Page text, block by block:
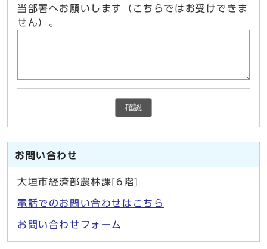
当部署へお願いします（こちらではお受けできま
せん）。
確認
お問い合わせ
大垣市経済部農林課[6階]
電話でのお問い合わせはこちら
お問い合わせフォーム